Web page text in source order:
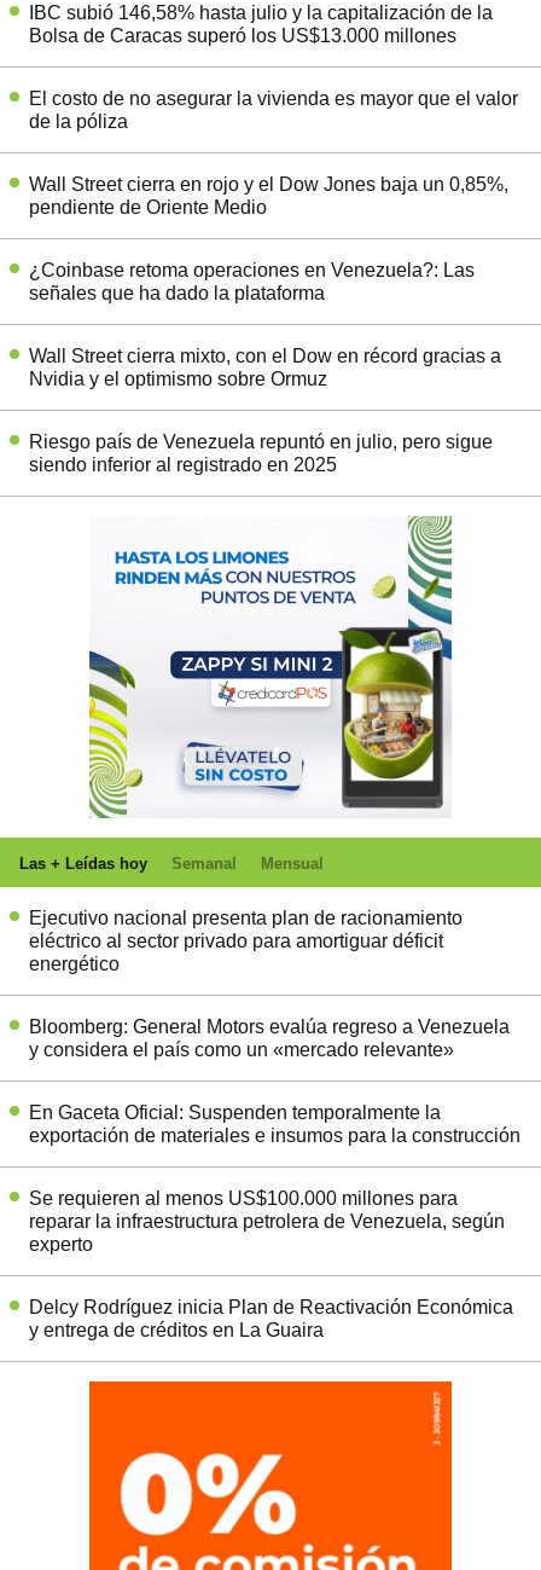
IBC subió 146,58% hasta julio y la capitalización de la
Bolsa de Caracas superó los US$13.000 millones
El costo de no asegurar la vivienda es mayor que el valor
de la póliza
Wall Street cierra en rojo y el Dow Jones baja un 0,85%,
pendiente de Oriente Medio
¿Coinbase retoma operaciones en Venezuela?: Las
señales que ha dado la plataforma
Wall Street cierra mixto, con el Dow en récord gracias a
Nvidia y el optimismo sobre Ormuz
Riesgo país de Venezuela repuntó en julio, pero sigue
siendo inferior al registrado en 2025
Las + Leídas hoy Semanal Mensual
Ejecutivo nacional presenta plan de racionamiento
eléctrico al sector privado para amortiguar déficit
energético
Bloomberg: General Motors evalúa regreso a Venezuela
y considera el país como un «mercado relevante»
En Gaceta Oficial: Suspenden temporalmente la
exportación de materiales e insumos para la construcción
Se requieren al menos US$100.000 millones para
reparar la infraestructura petrolera de Venezuela, según
experto
Delcy Rodríguez inicia Plan de Reactivación Económica
y entrega de créditos en La Guaira